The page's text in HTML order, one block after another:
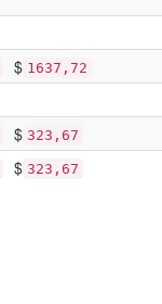
$ 1637,72
$ 323,67
$ 323,67